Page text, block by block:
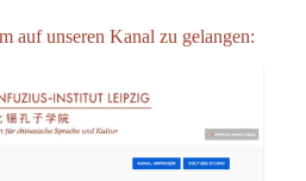
auf unseren Kanal zu gelangen: